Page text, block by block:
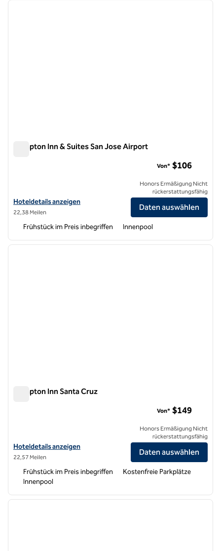
1 von 12
Hampton Inn & Suites San Jose Airport
Hoteldetails zum Flughafen Hampton Inn & Suites San Jose anzeigen
Hoteldetails anzeigen
22,38 Meilen
Von* $106
Honors Ermäßigung Nicht
rückerstattungsfähig
Daten auswählen
Frühstück im Preis inbegriffen Innenpool
1 von 12
Hampton Inn Santa Cruz
Hoteldetails für das Hampton Inn Santa Cruz anzeigen
Hoteldetails anzeigen
22,57 Meilen
Von* $149
Honors Ermäßigung Nicht
rückerstattungsfähig
Daten auswählen
Frühstück im Preis inbegriffen
Kostenfreie Parkplätze
Innenpool
1 von 12